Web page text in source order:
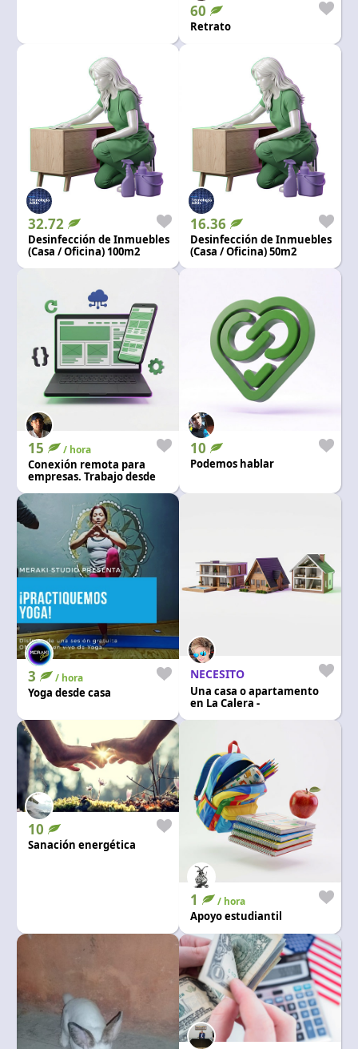
60
Retrato
32.72
Desinfección de Inmuebles
(Casa / Oficina) 100m2
16.36
Desinfección de Inmuebles
(Casa / Oficina) 50m2
15 / hora
Conexión remota para
empresas. Trabajo desde
10
Podemos hablar
3 / hora
Yoga desde casa
NECESITO
Una casa o apartamento
en La Calera -
10
Sanación energética
1 / hora
Apoyo estudiantil